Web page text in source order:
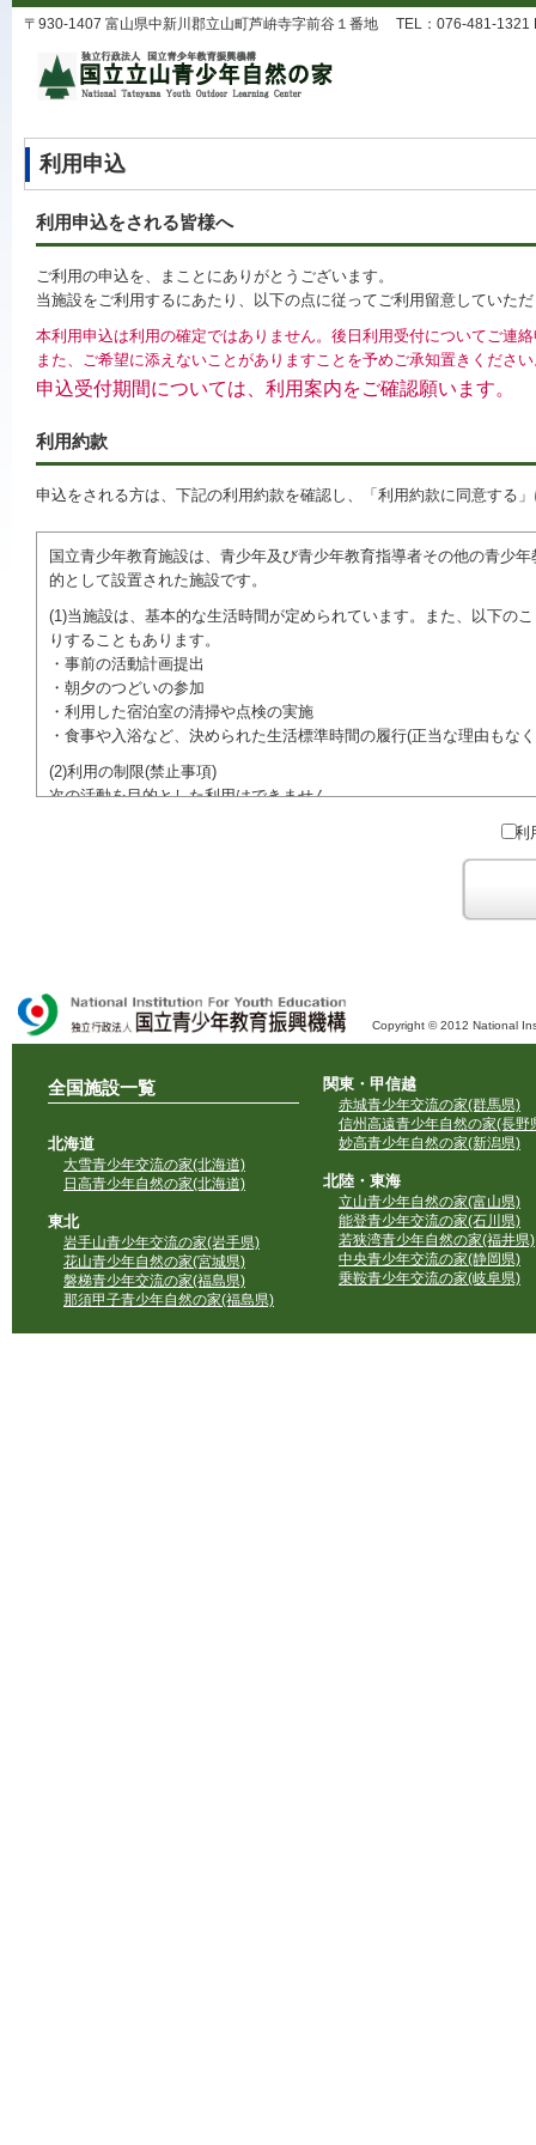
〒930-1407 富山県中新川郡立山町芦峅寺字前谷１番地 TEL：076-481-1321
利用申込
利用申込をされる皆様へ
ご利用の申込を、まことにありがとうございます。
当施設をご利用するにあたり、以下の点に従ってご利用留意していた
本利用申込は利用の確定ではありません。後日利用受付についてご連
また、ご希望に添えないことがありますことを予めご承知置きくださ
申込受付期間については、利用案内をご確認願います。
利用約款
申込をされる方は、下記の利用約款を確認し、「利用約款に同意する
国立青少年教育施設は、青少年及び青少年教育指導者その他の青少
的として設置された施設です。
(1)当施設は、基本的な生活時間が定められています。また、以下の
りすることもあります。
・事前の活動計画提出
・朝夕のつどいの参加
・利用した宿泊室の清掃や点検の実施
・食事や入浴など、決められた生活標準時間の履行(正当な理由も
(2)利用の制限(禁止事項)
次の活動を目的とした利用はできません。
●特定の政党を支持、またはこれに反対するための政治教育その他の
●特定の宗教を支持、またはこれに反対するための宗教教育その他
域での勧誘活動を行ったり、自らの団体の活動をアピールする活動等)
利
Copyright © 2012 National
全国施設一覧
北海道
大雪青少年交流の家(北海道)
日高青少年自然の家(北海道)
東北
岩手山青少年交流の家(岩手県)
花山青少年自然の家(宮城県)
磐梯青少年交流の家(福島県)
那須甲子青少年自然の家(福島県)
関東・甲信越
赤城青少年交流の家(群馬県)
信州高遠青少年自然の家(長野
妙高青少年自然の家(新潟県)
北陸・東海
立山青少年自然の家(富山県)
能登青少年交流の家(石川県)
若狭湾青少年自然の家(福井県)
中央青少年交流の家(静岡県)
乗鞍青少年交流の家(岐阜県)